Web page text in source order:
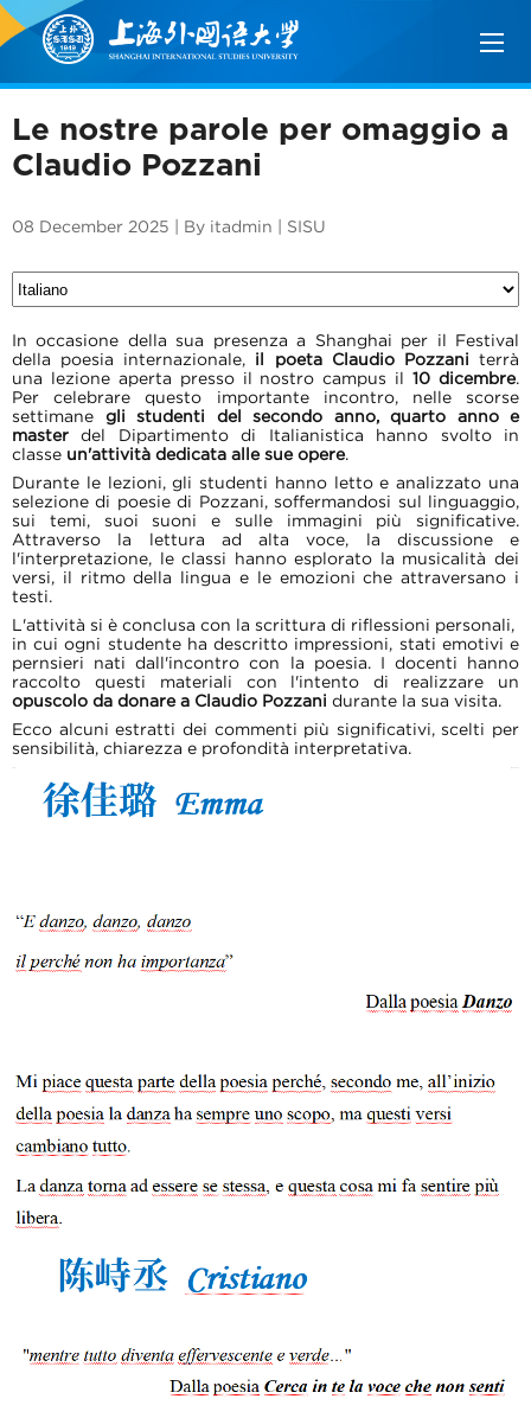
Le nostre parole per omaggio a
Claudio Pozzani
08 December 2025 | By itadmin | SISU
In occasione della sua presenza a Shanghai per il Festival
della poesia internazionale, il poeta Claudio Pozzani terrà
una lezione aperta presso il nostro campus il10 dicembre.
Per celebrare questo importante incontro, nelle scorse
settimane gli studenti del secondo anno, quarto anno e
masterdel Dipartimento di Italianistica hanno svolto in
classe un'attività dedicata alle sue opere.
Durante le lezioni, gli studenti hanno letto e analizzato una
selezione di poesie di Pozzani, soffermandosi sul linguaggio,
sui temi, suoi suoni e sulle immagini più significative.
Attraverso la lettura ad alta voce, la discussione e
l'interpretazione, le classi hanno esplorato la musicalità dei
versi, il ritmo della lingua e le emozioni che attraversano i
testi.
L'attività si è conclusa con la scrittura di riflessioni personali,
in cui ogni studente ha descritto impressioni, stati emotivi e
pernsieri nati dall'incontro con la poesia. I docenti hanno
raccolto questi materiali con l'intento di realizzare un
opuscolo da donare a Claudio Pozzani durante la sua visita.
Ecco alcuni estratti dei commenti più significativi, scelti per
sensibilità, chiarezza e profondità interpretativa.